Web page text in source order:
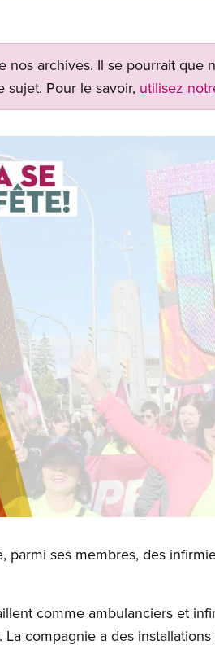
nos archives. Il se pourrait que
sujet. Pour le savoir, utilisez
parmi ses membres, des
comme ambulanciers et
compagnie a des